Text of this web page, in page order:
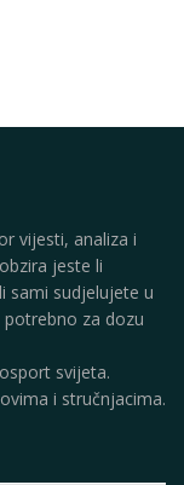
vijesti, analiza i
jeste li
sami sudjelujete u
za dozu
svijeta.
i stručnjacima.